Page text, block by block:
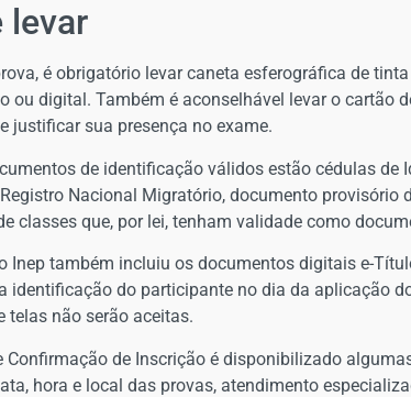
levar
é obrigatório levar caneta esferográfica de
ou digital. Também é aconselhável levar o cartão
justificar sua presença no exame.
de identificação válidos estão cédulas
Nacional Migratório, documento
classes que, por lei, tenham validade como
Inep também incluiu os documentos digitais e-
identificação do participante no dia da aplicação
telas não serão aceitas.
Confirmação de Inscrição é disponibilizado
hora e local das provas, atendimento